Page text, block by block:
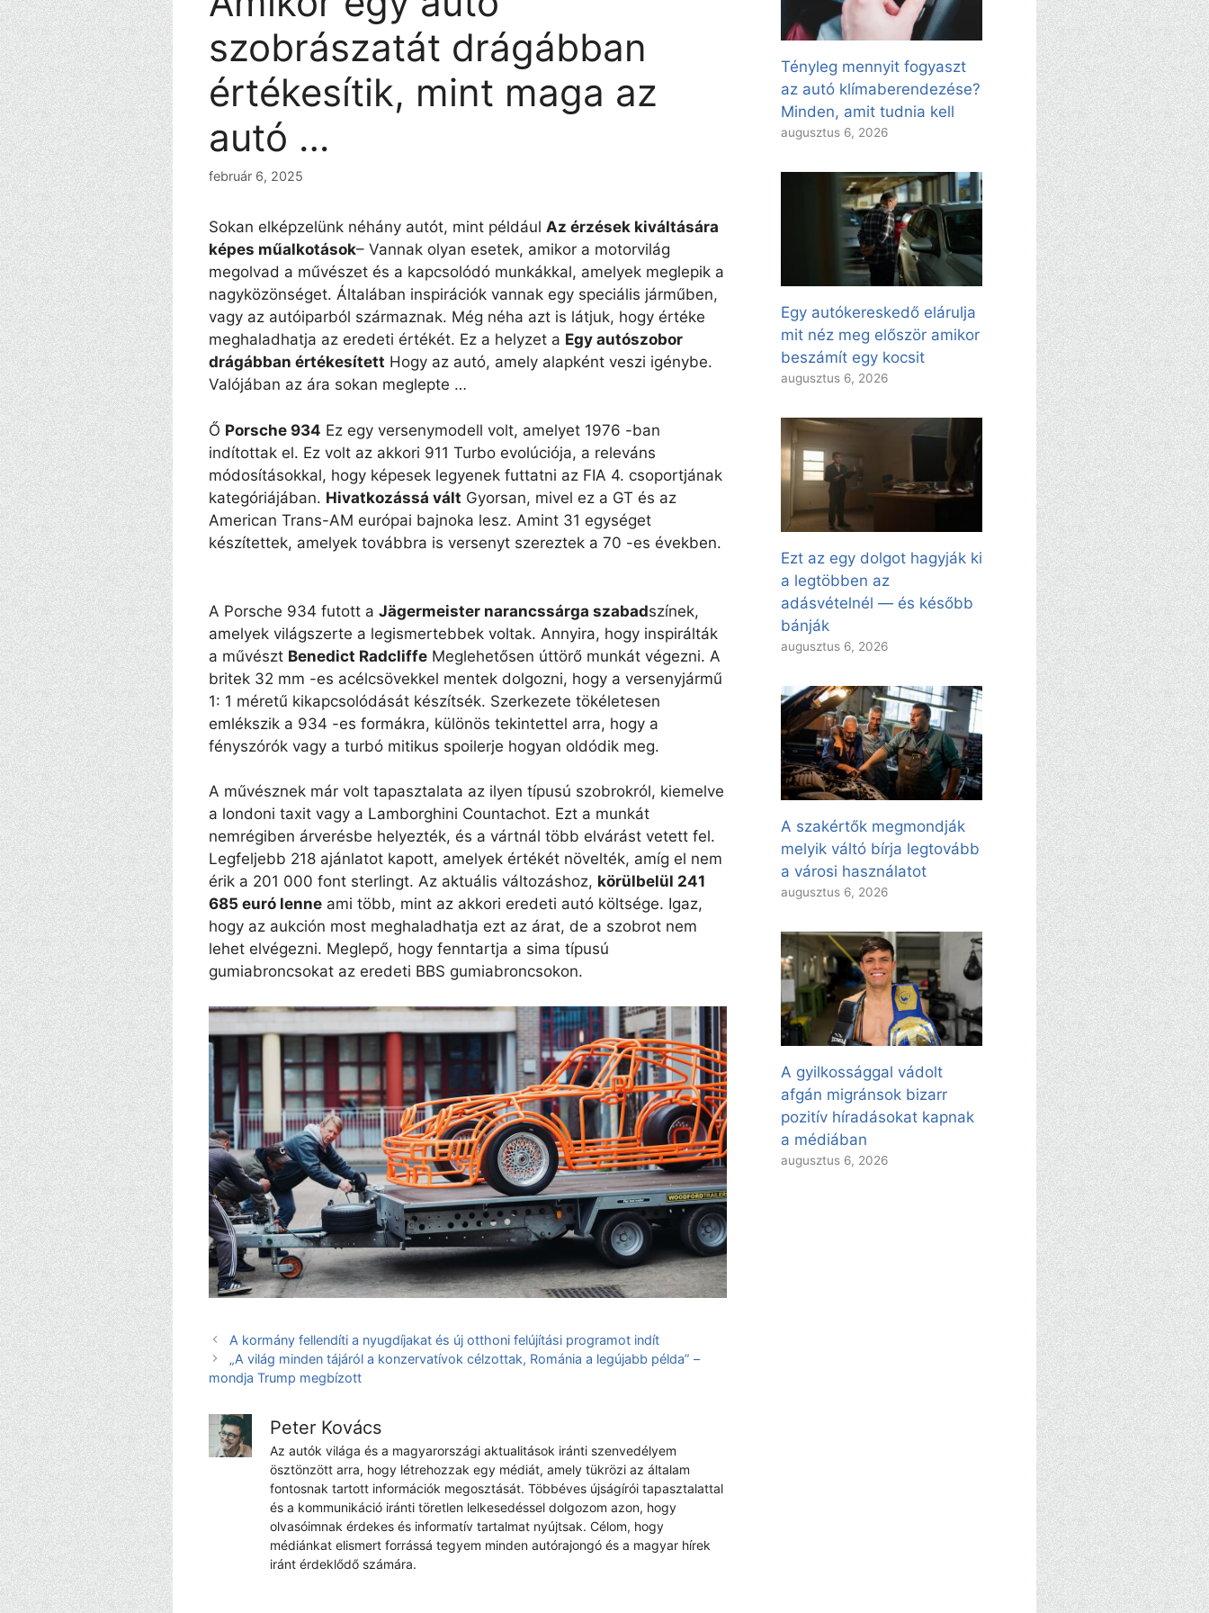
szobrászatát drágábban
értékesítik, mint maga az
autó …
február 6, 2025
Sokan elképzelünk néhány autót, mint például Az érzések kiváltására
képes műalkotások– Vannak olyan esetek, amikor a motorvilág
megolvad a művészet és a kapcsolódó munkákkal, amelyek meglepik a
nagyközönséget. Általában inspirációk vannak egy speciális járműben,
vagy az autóiparból származnak. Még néha azt is látjuk, hogy értéke
meghaladhatja az eredeti értékét. Ez a helyzet a Egy autószobor
drágábban értékesített Hogy az autó, amely alapként veszi igénybe.
Valójában az ára sokan meglepte …
Ő Porsche 934 Ez egy versenymodell volt, amelyet 1976 -ban
indítottak el. Ez volt az akkori 911 Turbo evolúciója, a releváns
módosításokkal, hogy képesek legyenek futtatni az FIA 4. csoportjának
kategóriájában. Hivatkozássá vált Gyorsan, mivel ez a GT és az
American Trans-AM európai bajnoka lesz. Amint 31 egységet
készítettek, amelyek továbbra is versenyt szereztek a 70 -es években.
A Porsche 934 futott a Jägermeister narancssárga szabadszínek,
amelyek világszerte a legismertebbek voltak. Annyira, hogy inspirálták
a művészt Benedict Radcliffe Meglehetősen úttörő munkát végezni. A
britek 32 mm -es acélcsövekkel mentek dolgozni, hogy a versenyjármű
1: 1 méretű kikapcsolódását készítsék. Szerkezete tökéletesen
emlékszik a 934 -es formákra, különös tekintettel arra, hogy a
fényszórók vagy a turbó mitikus spoilerje hogyan oldódik meg.
A művésznek már volt tapasztalata az ilyen típusú szobrokról, kiemelve
a londoni taxit vagy a Lamborghini Countachot. Ezt a munkát
nemrégiben árverésbe helyezték, és a vártnál több elvárást vetett fel.
Legfeljebb 218 ajánlatot kapott, amelyek értékét növelték, amíg el nem
érik a 201 000 font sterlingt. Az aktuális változáshoz, körülbelül 241
685 euró lenne ami több, mint az akkori eredeti autó költsége. Igaz,
hogy az aukción most meghaladhatja ezt az árat, de a szobrot nem
lehet elvégezni. Meglepő, hogy fenntartja a sima típusú
gumiabroncsokat az eredeti BBS gumiabroncsokon.
A kormány fellendíti a nyugdíjakat és új otthoni felújítási programot indít
„A világ minden tájáról a konzervatívok célzottak, Románia a legújabb példa” –
mondja Trump megbízott
Peter Kovács
Az autók világa és a magyarországi aktualitások iránti szenvedélyem
ösztönzött arra, hogy létrehozzak egy médiát, amely tükrözi az általam
fontosnak tartott információk megosztását. Többéves újságírói tapasztalattal
és a kommunikáció iránti töretlen lelkesedéssel dolgozom azon, hogy
olvasóimnak érdekes és informatív tartalmat nyújtsak. Célom, hogy
médiánkat elismert forrássá tegyem minden autórajongó és a magyar hírek
iránt érdeklődő számára.
Tényleg mennyit fogyaszt
az autó klímaberendezése?
Minden, amit tudnia kell
augusztus 6, 2026
Egy autókereskedő elárulja
mit néz meg először amikor
beszámít egy kocsit
augusztus 6, 2026
Ezt az egy dolgot hagyják ki
a legtöbben az
adásvételnél — és később
bánják
augusztus 6, 2026
A szakértők megmondják
melyik váltó bírja legtovább
a városi használatot
augusztus 6, 2026
A gyilkossággal vádolt
afgán migránsok bizarr
pozitív híradásokat kapnak
a médiában
augusztus 6, 2026